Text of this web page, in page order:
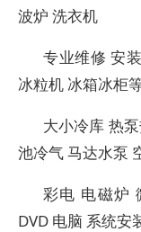
波炉 洗衣机
专业维修 安
冰粒机 冰箱冰柜
大小冷库 热
池冷气 马达水泵
彩电 电磁炉
DVD 电脑 系统安